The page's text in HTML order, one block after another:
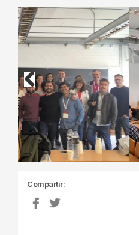
Previous
Compartir: